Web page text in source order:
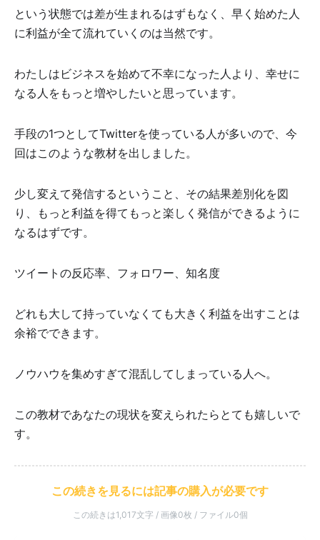
という状態では差が生まれるはずもなく、早く始めた人
に利益が全て流れていくのは当然です。
わたしはビジネスを始めて不幸になった人より、幸せに
なる人をもっと増やしたいと思っています。
手段の1つとしてTwitterを使っている人が多いので、今
回はこのような教材を出しました。
少し変えて発信するということ、その結果差別化を図
り、もっと利益を得てもっと楽しく発信ができるように
なるはずです。
ツイートの反応率、フォロワー、知名度
どれも大して持っていなくても大きく利益を出すことは
余裕でできます。
ノウハウを集めすぎて混乱してしまっている人へ。
この教材であなたの現状を変えられたらとても嬉しいで
す。
この続きを見るには記事の購入が必要です
この続きは1,017文字 / 画像0枚 / ファイル0個